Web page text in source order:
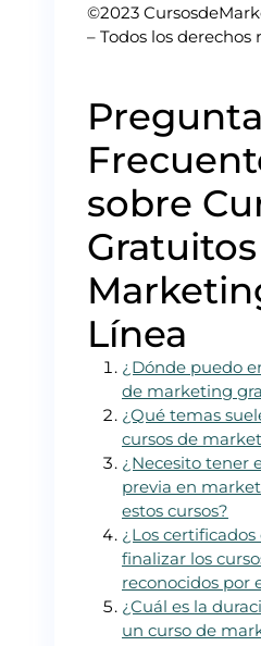
©2023
– Todos los derechos
sobre
Línea
¿Dónde puedo
de marketing
¿Qué temas
cursos de
¿Necesito tener
previa en
estos cursos?
¿Los
finalizar los
reconocidos por
¿Cuál es la
un curso de